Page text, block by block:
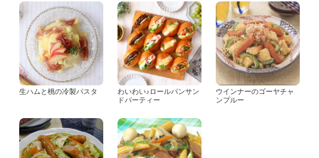
生ハムと桃の冷製パスタ
わいわい♪ロールパンサン
ドパーティー
ウインナーのゴーヤチャ
ンプルー